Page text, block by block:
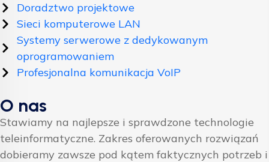
Doradztwo projektowe
Sieci komputerowe LAN
Systemy serwerowe z dedykowanym
oprogramowaniem
Profesjonalna komunikacja VoIP
O nas
Stawiamy na najlepsze i sprawdzone technologie
teleinformatyczne. Zakres oferowanych rozwiązań
dobieramy zawsze pod kątem faktycznych potrzeb i